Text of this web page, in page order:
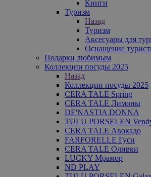
Книги
Туризм
Назад
Туризм
Аксесуары для
Оснащение
Подарки любимым
Коллекции посуды 2025
Назад
Коллекции посуды 2025
CERA TALE Spring
CERA TALE Лимоны
DE'NASTIA DONNA
TULU PORSELEN
CERA TALE Авокадо
FARFORELLE Гуси
CERA TALE Оливки
LUCKY Мрамор
ND PLAY